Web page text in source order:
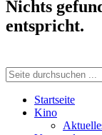
Nichts
entspricht.
Startseite
Kino